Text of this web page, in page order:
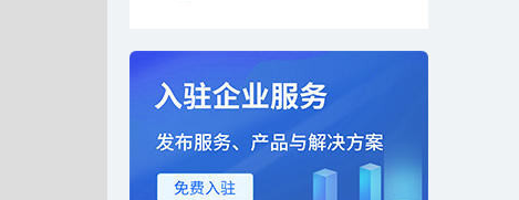
BGSS 成功入驻 快出海